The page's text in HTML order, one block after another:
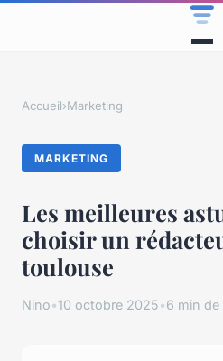
Accueil›Marketing
MARKETING
Les meilleures
choisir un
toulouse
Nino•10 octobre 2025•6 min de